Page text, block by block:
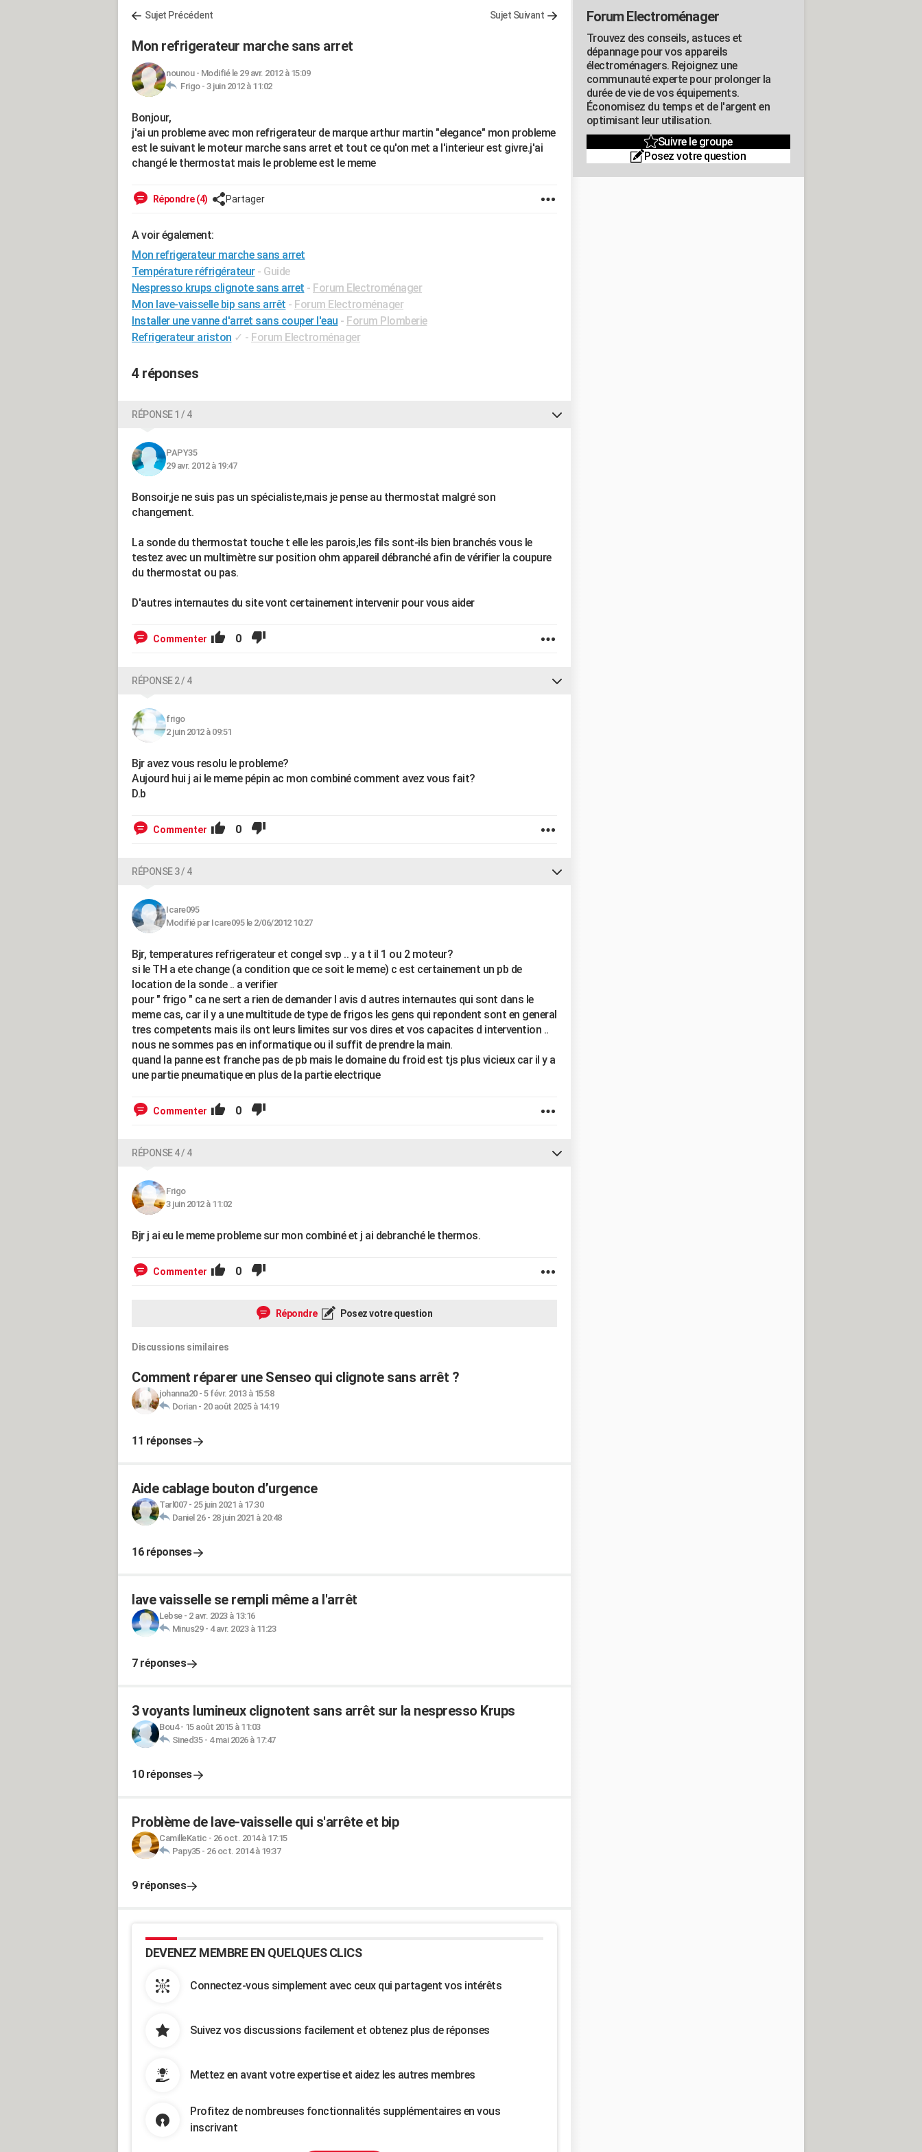
Sujet Précédent Sujet Suivant
Mon refrigerateur marche sans arret
nounou- Modifié le 29 avr. 2012 à 15:09
Frigo - 3 juin 2012 à 11:02
Bonjour,
j'ai un probleme avec mon refrigerateur de marque arthur martin "elegance" mon probleme
est le suivant le moteur marche sans arret et tout ce qu'on met a l'interieur est givre.j'ai
changé le thermostat mais le probleme est le meme
Répondre (4) Partager
A voir également:
Mon refrigerateur marche sans arret
Température réfrigérateur - Guide
Nespresso krups clignote sans arret - Forum Electroménager
Mon lave-vaisselle bip sans arrêt - Forum Electroménager
Installer une vanne d'arret sans couper l'eau - Forum Plomberie
Refrigerateur ariston ✓ - Forum Electroménager
4 réponses
RÉPONSE 1 / 4
PAPY35
29 avr. 2012 à 19:47
Bonsoir,je ne suis pas un spécialiste,mais je pense au thermostat malgré son
changement.
La sonde du thermostat touche t elle les parois,les fils sont-ils bien branchés vous le
testez avec un multimètre sur position ohm appareil débranché afin de vérifier la coupure
du thermostat ou pas.
D'autres internautes du site vont certainement intervenir pour vous aider
Commenter 0
RÉPONSE 2 / 4
frigo
2 juin 2012 à 09:51
Bjr avez vous resolu le probleme?
Aujourd hui j ai le meme pépin ac mon combiné comment avez vous fait?
D.b
Commenter 0
RÉPONSE 3 / 4
Icare095
Modifié par Icare095 le 2/06/2012 10:27
Bjr, temperatures refrigerateur et congel svp .. y a t il 1 ou 2 moteur?
si le TH a ete change (a condition que ce soit le meme) c est certainement un pb de
location de la sonde .. a verifier
pour " frigo " ca ne sert a rien de demander l avis d autres internautes qui sont dans le
meme cas, car il y a une multitude de type de frigos les gens qui repondent sont en general
tres competents mais ils ont leurs limites sur vos dires et vos capacites d intervention ..
nous ne sommes pas en informatique ou il suffit de prendre la main.
quand la panne est franche pas de pb mais le domaine du froid est tjs plus vicieux car il y a
une partie pneumatique en plus de la partie electrique
Commenter 0
RÉPONSE 4 / 4
Frigo
3 juin 2012 à 11:02
Bjr j ai eu le meme probleme sur mon combiné et j ai debranché le thermos.
Commenter 0
Répondre Posez votre question
Discussions similaires
Comment réparer une Senseo qui clignote sans arrêt ?
johanna20- 5 févr. 2013 à 15:58
Dorian- 20 août 2025 à 14:19
11 réponses
Aide cablage bouton d’urgence
Tarl007- 25 juin 2021 à 17:30
Daniel 26- 28 juin 2021 à 20:48
16 réponses
lave vaisselle se rempli même a l'arrêt
Lebse- 2 avr. 2023 à 13:16
Minus29- 4 avr. 2023 à 11:23
7 réponses
3 voyants lumineux clignotent sans arrêt sur la nespresso Krups
Bou4- 15 août 2015 à 11:03
Sined35- 4 mai 2026 à 17:47
10 réponses
Problème de lave-vaisselle qui s'arrête et bip
CamilleKatic - 26 oct. 2014 à 17:15
Papy35- 26 oct. 2014 à 19:37
9 réponses
DEVENEZ MEMBRE EN QUELQUES CLICS
Connectez-vous simplement avec ceux qui partagent vos intérêts
Suivez vos discussions facilement et obtenez plus de réponses
Mettez en avant votre expertise et aidez les autres membres
Profitez de nombreuses fonctionnalités supplémentaires en vous
inscrivant
Forum Electroménager
Trouvez des conseils, astuces et
dépannage pour vos appareils
électroménagers. Rejoignez une
communauté experte pour prolonger la
durée de vie de vos équipements.
Économisez du temps et de l'argent en
optimisant leur utilisation.
Suivre le groupe
Posez votre question